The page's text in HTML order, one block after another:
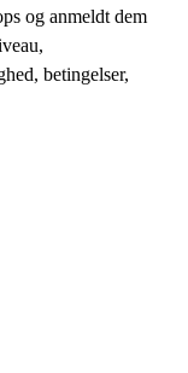
og anmeldt dem
betingelser,